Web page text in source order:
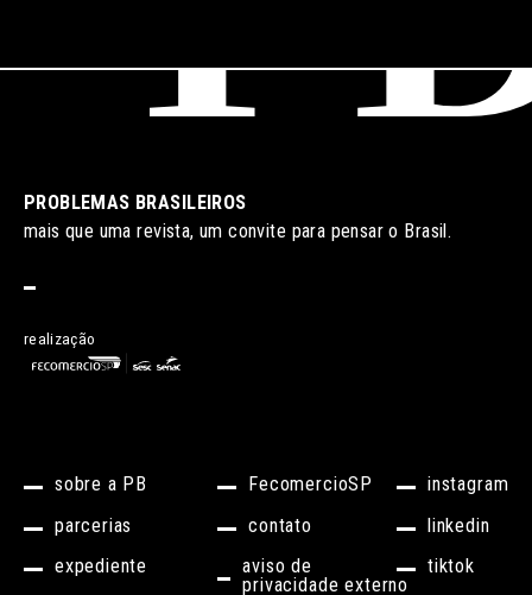
sobre a PB
parcerias
expediente
FecomercioSP
contato
aviso de
privacidade externo
instagram
linkedin
tiktok
PROBLEMAS BRASILEIROS
mais que uma revista, um convite para pensar o Brasil.
realização